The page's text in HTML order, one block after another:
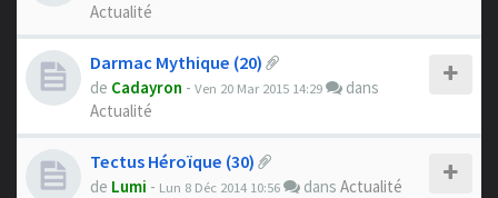
Actualité
Darmac Mythique (20)
de Cadayron - Ven 20 Mar 2015 14:29
dans
Actualité
Tectus Héroïque (30)
de Lumi - Lun 8 Déc 2014 10:56 dans Actualité